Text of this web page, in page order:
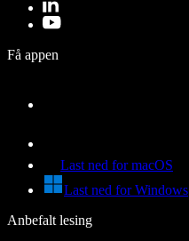
Få appen
Last ned for macOS
Last ned for Windows
Anbefalt lesing